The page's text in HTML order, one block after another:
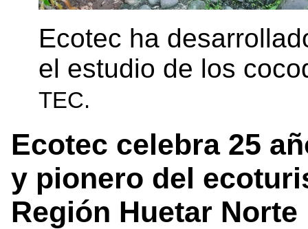
Ecotec ha
el estudio de los
TEC.
Ecotec celebra 25
y pionero del
Región Huetar Norte